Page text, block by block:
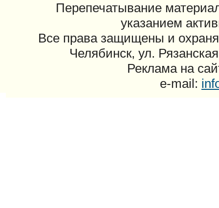
Перепечатывание
указанием
Все права защищены и
Челябинск, ул.
Реклама на
e-mail: